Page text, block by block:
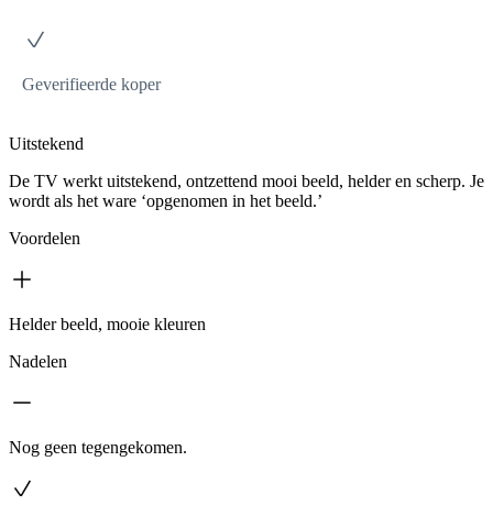
Geverifieerde koper
Uitstekend
De TV werkt uitstekend, ontzettend mooi beeld, helder en scherp. Je
wordt als het ware ‘opgenomen in het beeld.’
Voordelen
Helder beeld, mooie kleuren
Nadelen
Nog geen tegengekomen.